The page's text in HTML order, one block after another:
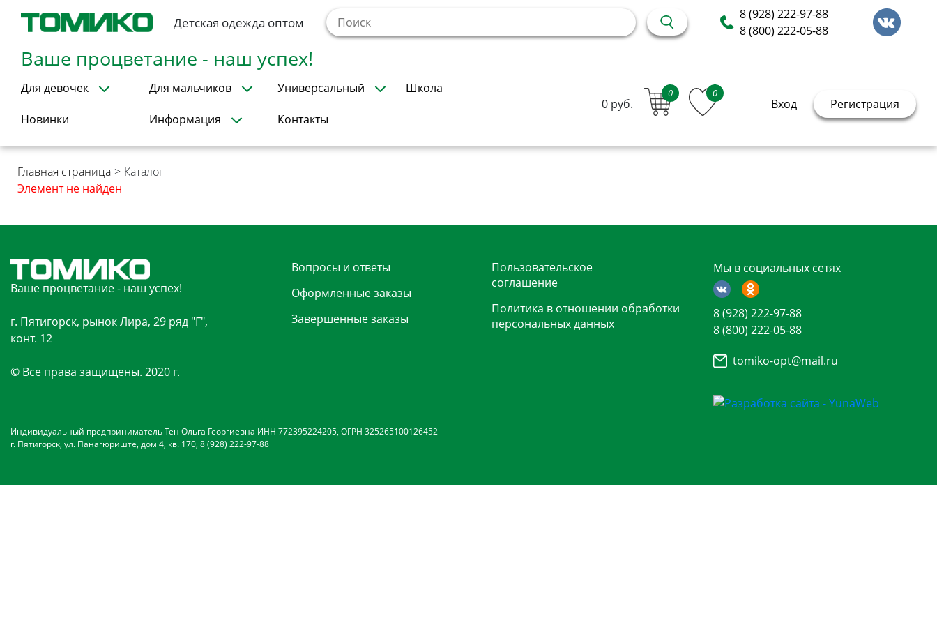
Детская одежда оптом
8 (928) 222-97-88
8 (800) 222-05-88
Ваше процветание - наш успех!
Для девочек Для мальчиков Универсальный Школа
Новинки Информация Контакты
0 руб.
0 0
Вход Регистрация
Главная страница > Каталог
Элемент не найден
Ваше процветание - наш успех!
г. Пятигорск, рынок Лира, 29 ряд "Г",
конт. 12
© Все права защищены. 2020 г.
Вопросы и ответы
Оформленные заказы
Завершенные заказы
Пользовательское
соглашение
Политика в отношении обработки
персональных данных
Мы в социальных сетях
8 (928) 222-97-88
8 (800) 222-05-88
tomiko-opt@mail.ru
Индивидуальный предприниматель Тен Ольга Георгиевна ИНН 772395224205, ОГРН 325265100126452
г. Пятигорск, ул. Панагюриште, дом 4, кв. 170, 8 (928) 222-97-88